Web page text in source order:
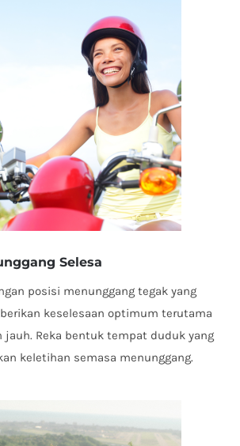
Selesa
posisi menunggang tegak yang
keselesaan optimum terutama
jauh. Reka bentuk tempat duduk yang
keletihan semasa menunggang.